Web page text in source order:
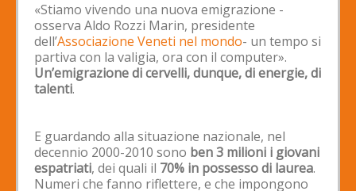
«Stiamo vivendo una nuova emigrazione -
osserva Aldo Rozzi Marin, presidente
dell’Associazione Veneti nel mondo- un tempo si
partiva con la valigia, ora con il computer».
Un’emigrazione di cervelli, dunque, di energie, di
talenti.
E guardando alla situazione nazionale, nel
decennio 2000-2010 sono ben 3 milioni i giovani
espatriati, dei quali il 70% in possesso di laurea.
Numeri che fanno riflettere, e che impongono